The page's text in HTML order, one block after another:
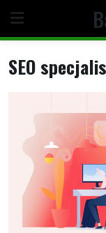
content
SEO